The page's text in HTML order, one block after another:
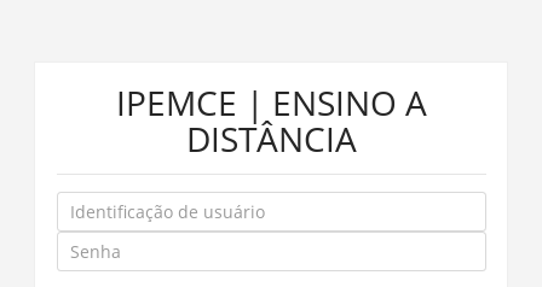
principal
IPEMCE | ENSINO A
DISTÂNCIA
Identificação
de
usuário
Senha